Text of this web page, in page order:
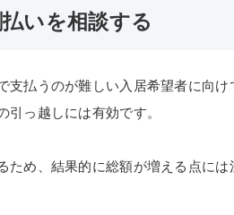
いを相談する
支払うのが難しい入居希望者に向け
っ越しには有効です。
ため、結果的に総額が増える点に